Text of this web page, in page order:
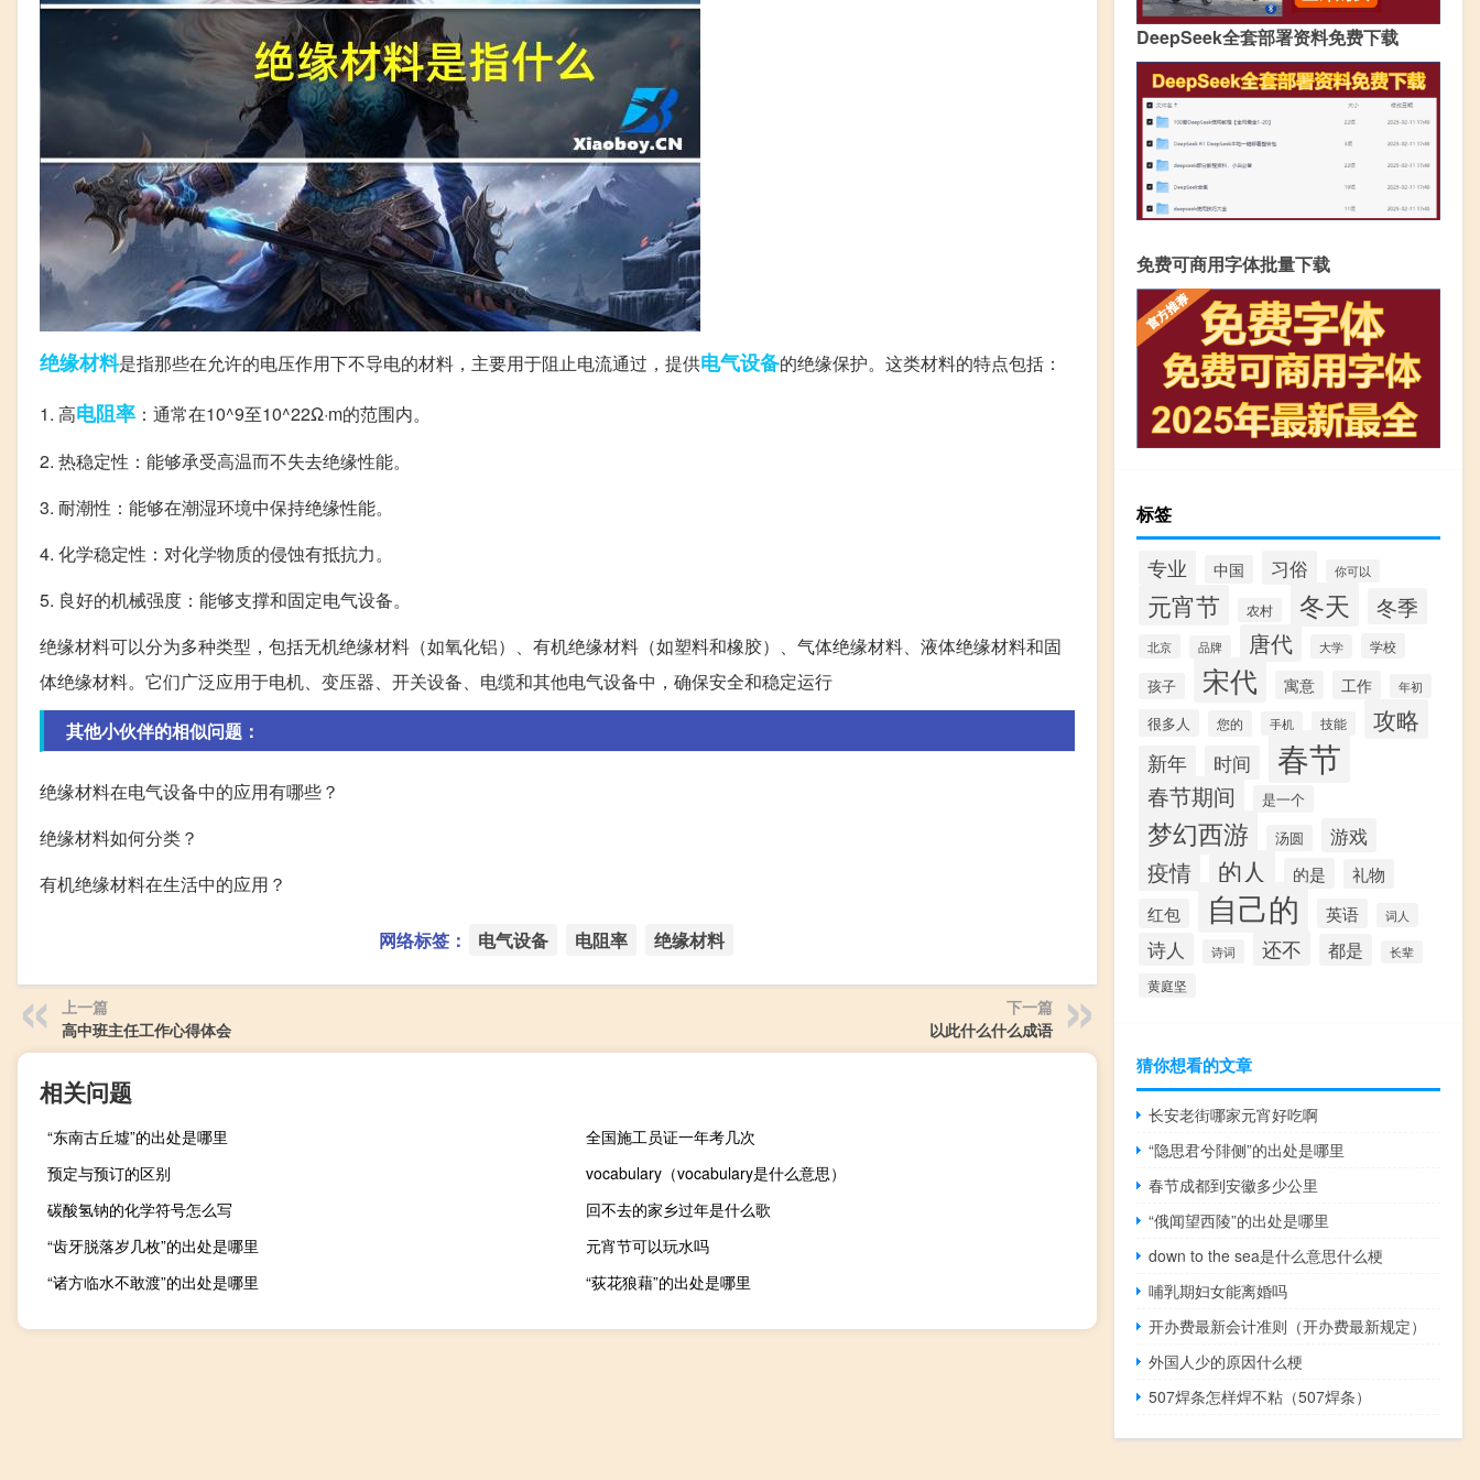
绝缘材料是指那些在允许的电压作用下不导电的材料，主要用于阻止电流通过，提供电气设备的绝缘保护。这类材料的特点包括：
1. 高电阻率 ：通常在10^9至10^22Ω·m的范围内。
2. 热稳定性：能够承受高温而不失去绝缘性能。
3. 耐潮性：能够在潮湿环境中保持绝缘性能。
4. 化学稳定性：对化学物质的侵蚀有抵抗力。
5. 良好的机械强度：能够支撑和固定电气设备。
绝缘材料可以分为多种类型，包括无机绝缘材料（如氧化铝）、有机绝缘材料（如塑料和橡胶）、气体绝缘材料、液体绝缘材料和固
体绝缘材料。它们广泛应用于电机、变压器、开关设备、电缆和其他电气设备中，确保安全和稳定运行
其他小伙伴的相似问题：
绝缘材料在电气设备中的应用有哪些？
绝缘材料如何分类？
有机绝缘材料在生活中的应用？
网络标签： 电气设备 电阻率 绝缘材料
上一篇
高中班主任工作心得体会
下一篇
以此什么什么成语
相关问题
“东南古丘墟”的出处是哪里
全国施工员证一年考几次
预定与预订的区别
vocabulary（vocabulary是什么意思）
碳酸氢钠的化学符号怎么写
回不去的家乡过年是什么歌
“齿牙脱落岁几枚”的出处是哪里
元宵节可以玩水吗
“诸方临水不敢渡”的出处是哪里
“荻花狼藉”的出处是哪里
DeepSeek全套部署资料免费下载
免费可商用字体批量下载
标签
专业 中国 习俗 你可以
元宵节 农村 冬天 冬季
北京 品牌 唐代 大学 学校
孩子 宋代 寓意 工作 年初
很多人 您的 手机 技能 攻略
新年 时间 春节
春节期间 是一个
梦幻西游 汤圆 游戏
疫情 的人 的是
礼物
红包
自己的 英语 词人
诗人 诗词 还不 都是 长辈
黄庭坚
猜你想看的文章
长安老街哪家元宵好吃啊
“隐思君兮陫侧”的出处是哪里
春节成都到安徽多少公里
“俄闻望西陵”的出处是哪里
down to the sea是什么意思什么梗
哺乳期妇女能离婚吗
开办费最新会计准则（开办费最新规定）
外国人少的原因什么梗
507焊条怎样焊不粘（507焊条）